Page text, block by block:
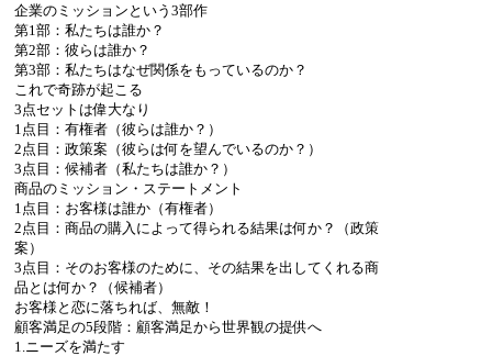
企業のミッションという3部作
第1部：私たちは誰か？
第2部：彼らは誰か？
第3部：私たちはなぜ関係をもっているのか？
これで奇跡が起こる
3点セットは偉大なり
1点目：有権者（彼らは誰か？）
2点目：政策案（彼らは何を望んでいるのか？）
3点目：候補者（私たちは誰か？）
商品のミッション・ステートメント
1点目：お客様は誰か（有権者）
2点目：商品の購入によって得られる結果は何か？（政策
案）
3点目：そのお客様のために、その結果を出してくれる商
品とは何か？（候補者）
お客様と恋に落ちれば、無敵！
顧客満足の5段階：顧客満足から世界観の提供へ
1.ニーズを満たす